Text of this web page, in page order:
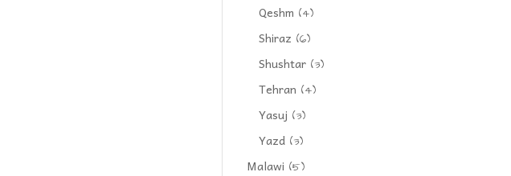
Qeshm (4)
Shiraz (6)
Shushtar (3)
Tehran (4)
Yasuj (3)
Yazd (3)
Malawi (5)